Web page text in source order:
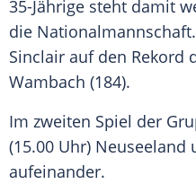
35-Jährige steht damit
die
Sinclair auf den Rekord
Wambach (184).
Im zweiten Spiel der
(15.00 Uhr)
aufeinander.